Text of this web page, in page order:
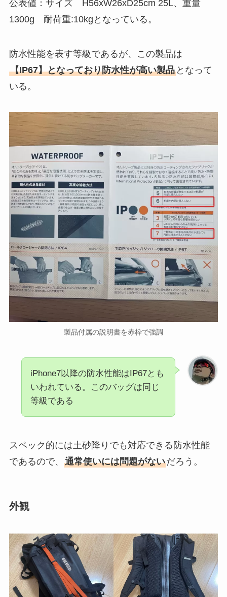
公表値：サイズ H56xW26xD25cm 25L、重量
1300g 耐荷重:10kgとなっている。
防水性能を表す等級であるが、この製品は
【IP67】となっており防水性が高い製品となって
いる。
製品付属の説明書を赤枠で強調
iPhone7以降の防水性能はIP67とも
いわれている。このバッグは同じ
等級である
スペック的には土砂降りでも対応できる防水性能
であるので、 通常使いには問題がないだろう。
外観